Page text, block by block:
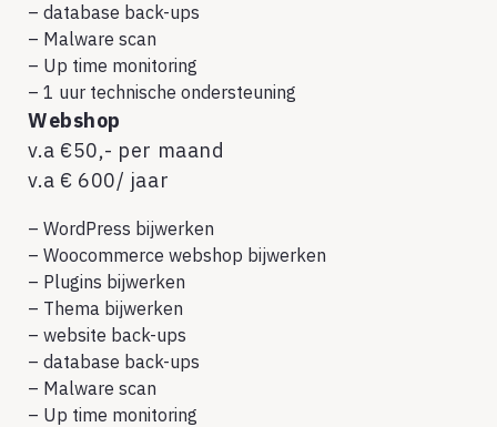
– database back-ups
– Malware scan
– Up time monitoring
– 1 uur technische ondersteuning
Webshop
v.a €50,- per maand
v.a € 600/ jaar
– WordPress bijwerken
– Woocommerce webshop bijwerken
– Plugins bijwerken
– Thema bijwerken
– website back-ups
– database back-ups
– Malware scan
– Up time monitoring